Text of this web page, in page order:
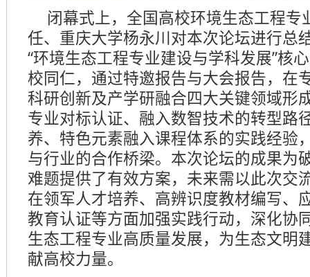
闭幕式上，全国高校环境生态工程专
任、重庆大学杨永川对本次论坛进行总
“环境生态工程专业建设与学科发展”核
校同仁，通过特邀报告与大会报告，在
科研创新及产学研融合四大关键领域
专业对标认证、融入数智技术的转型路
养、特色元素融入课程体系的实践经验
与行业的合作桥梁。本次论坛的成果为
难题提供了有效方案，未来需以此次交
在领军人才培养、高辨识度教材编写、
教育认证等方面加强实践行动，深化协
生态工程专业高质量发展，为生态文明
献高校力量。